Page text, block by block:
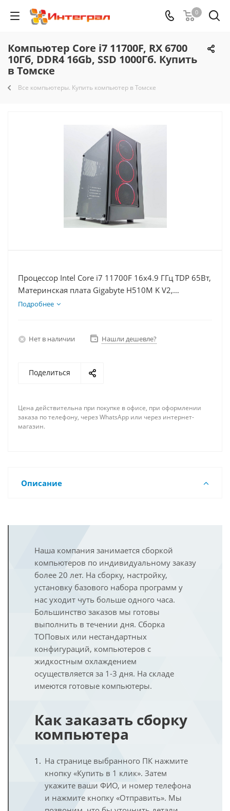
0
Компьютер Core i7 11700F, RX 6700
10Гб, DDR4 16Gb, SSD 1000Гб. Купить
в Томске
Все компьютеры. Купить компьютер в Томске
Процессор Intel Core i7 11700F 16x4.9 ГГц TDP 65Вт,
Материнская плата Gigabyte H510M K V2,
Видеокарта RX 6700 10Гб, Память DDR4 16Gb,
Подробнее
Нет в наличии Нашли дешевле?
Поделиться
Цена действительна при покупке в офисе, при оформлении
заказа по телефону, через WhatsApp или через интернет-
магазин.
Описание
Наша компания занимается сборкой
компьютеров по индивидуальному заказу
более 20 лет. На сборку, настройку,
установку базового набора программ у
нас уходит чуть больше одного часа.
Большинство заказов мы готовы
выполнить в течении дня. Сборка
ТОПовых или нестандартных
конфигураций, компьютеров с
жидкостным охлаждением
осуществляется за 1-3 дня. На складе
имеются готовые компьютеры.
Как заказать сборку
компьютера
На странице выбранного ПК нажмите
кнопку «Купить в 1 клик». Затем
укажите ваши ФИО, и номер телефона
и нажмите кнопку «Отправить». Мы